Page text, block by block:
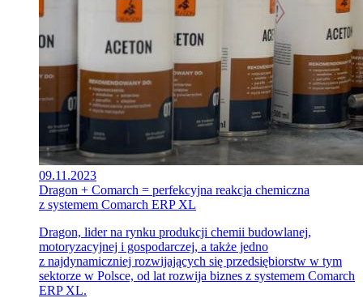
09.11.2023
Dragon + Comarch = perfekcyjna reakcja chemiczna
z systemem Comarch ERP XL
Dragon, lider na rynku produkcji chemii budowlanej,
motoryzacyjnej i gospodarczej, a także jedno
z najdynamiczniej rozwijających się przedsiębiorstw w tym
sektorze w Polsce, od lat rozwija biznes z systemem Comarch
ERP XL.